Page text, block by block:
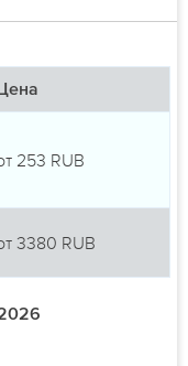
253 RUB
3380 RUB